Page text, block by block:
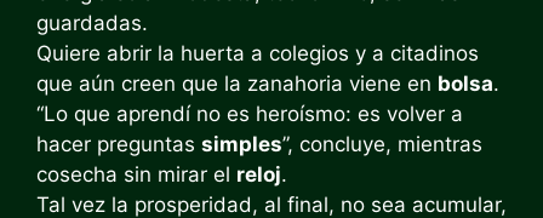
guardadas.
Quiere abrir la huerta a colegios y a citadinos
que aún creen que la zanahoria viene en bolsa.
“Lo que aprendí no es heroísmo: es volver a
hacer preguntas simples”, concluye, mientras
cosecha sin mirar el reloj.
Tal vez la prosperidad, al final, no sea acumular,